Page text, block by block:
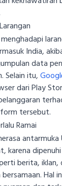
India,
data
Selain itu,
dari Play
tersebut.
Ramai
antarmuka
karena
berita, iklan,
Hal